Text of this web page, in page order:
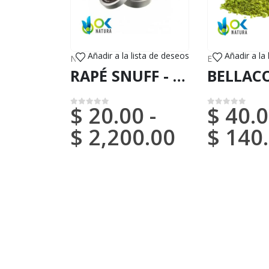
Añadir a la lista de deseos
NOVAS CHEGADAS (DHL ou FedEx) ,RAPÉ
RAPÉ SNUFF - CACAO / 5gr a 100gr / - (Theobroma cacao) - Casca de Freixo Natural e Forte
0em 5
$ 20.00 -
$ 2,200.00
Añadir a la
ERVAS EXÓTICAS
0em 5
$
$